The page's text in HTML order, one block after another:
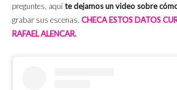
preguntes, aquíte dejamos un video sobre
grabar sus escenas. CHECA ESTOS DATOS
RAFAEL ALENCAR.